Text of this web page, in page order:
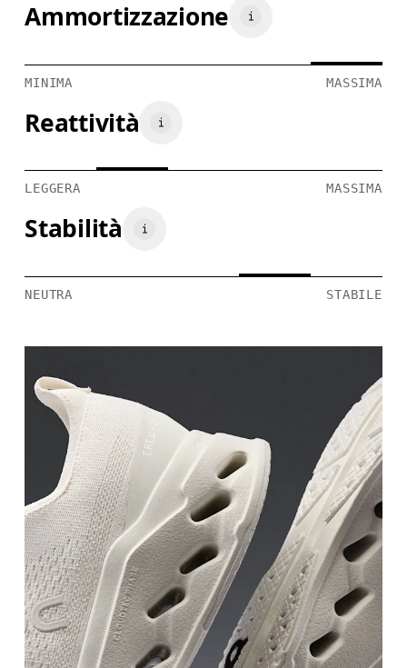
Ammortizzazione
MINIMA MASSIMA
Reattività
LEGGERA MASSIMA
Stabilità
NEUTRA STABILE